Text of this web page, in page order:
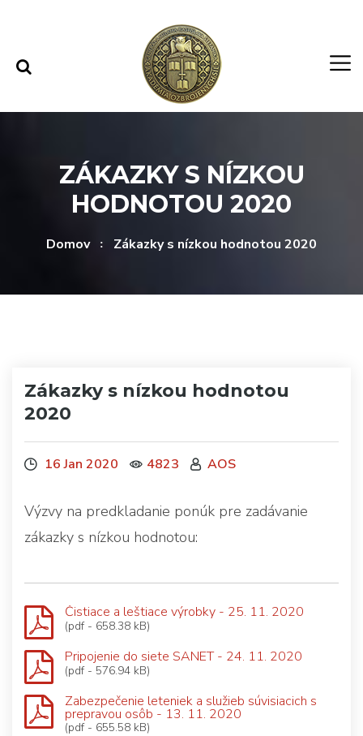
ZÁKAZKY S NÍZKOU
HODNOTOU 2020
Domov Zákazky s nízkou hodnotou 2020
Zákazky s nízkou hodnotou
2020
16 Jan 2020 4823 AOS
Výzvy na predkladanie ponúk pre zadávanie
zákazky s nízkou hodnotou:
Čistiace a leštiace výrobky - 25. 11. 2020
(pdf - 658.38 kB)
Pripojenie do siete SANET - 24. 11. 2020
(pdf - 576.94 kB)
Zabezpečenie leteniek a služieb súvisiacich s
prepravou osôb - 13. 11. 2020
(pdf - 655.58 kB)